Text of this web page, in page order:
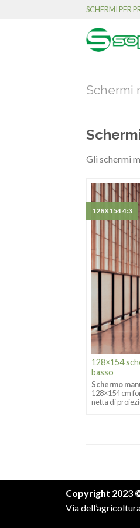
SCHERMI PER
Schermi
Gli schermi
128×154
basso
Schermo
128×154 cm
netta di
128X154 4:3
Copyright 2023
Via